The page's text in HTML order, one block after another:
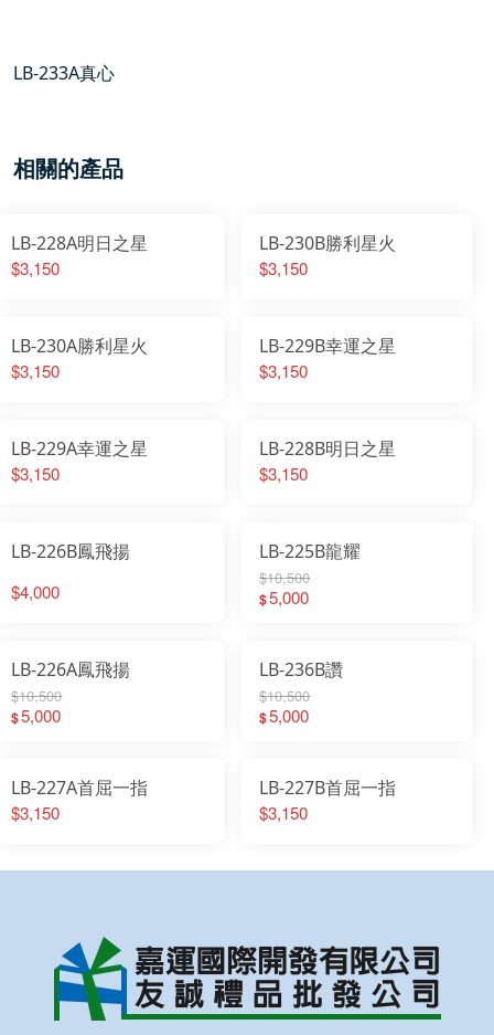
LB-233A真心
相關的產品
LB-228A明日之星
$3,150
LB-230B勝利星火
$3,150
LB-230A勝利星火
$3,150
LB-229B幸運之星
$3,150
LB-229A幸運之星
$3,150
LB-228B明日之星
$3,150
LB-226B鳳飛揚
$4,000
LB-225B龍耀
$10,500
$5,000
LB-226A鳳飛揚
$10,500
$5,000
LB-236B讚
$10,500
$5,000
LB-227A首屈一指
$3,150
LB-227B首屈一指
$3,150